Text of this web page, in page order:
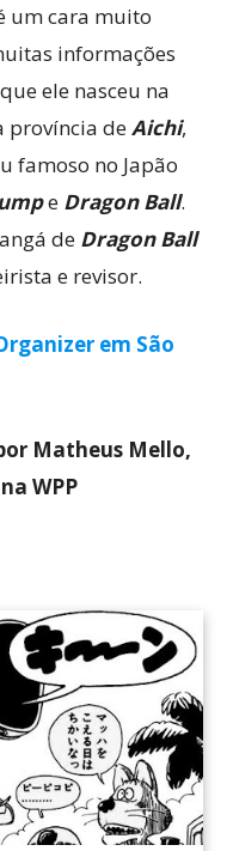
um cara muito
informações
ele nasceu na
província deAichi,
famoso no Japão
e Dragon Ball.
de Dragon Ball
e revisor.
em São
Matheus Mello,
WPP